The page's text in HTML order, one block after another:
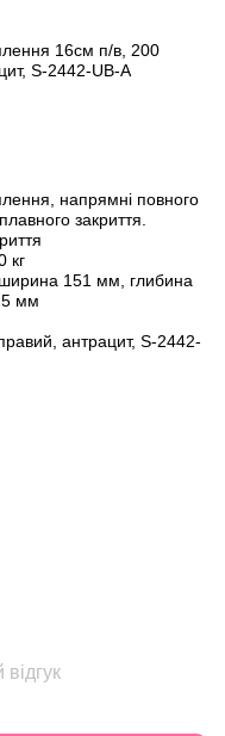
16см п/в, 200
S-2442-UB-А
напрямні повного
закриття.
кг
151 мм, глибина
мм
антрацит, S-2442-